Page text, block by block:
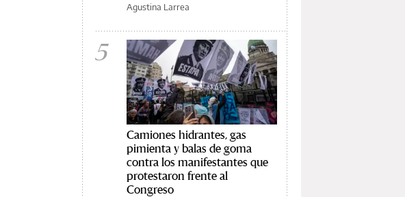
Agustina Larrea
5
Camiones hidrantes, gas
pimienta y balas de goma
contra los manifestantes que
protestaron frente al
Congreso